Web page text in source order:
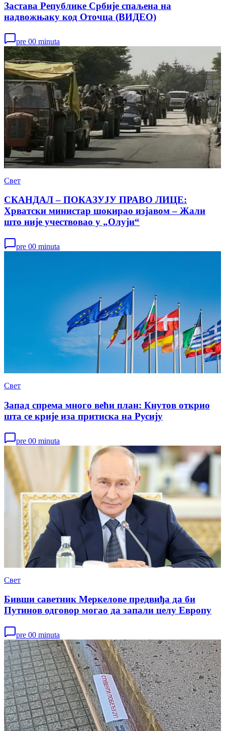
Застава Републике Србије спаљена на
надвожњаку код Оточца (ВИДЕО)
pre 00 minuta
Свет
СКАНДАЛ – ПОКАЗУЈУ ПРАВО ЛИЦЕ:
Хрватски министар шокирао изјавом – Жали
што није учествовао у „Олуји“
pre 00 minuta
Свет
Запад спрема много већи план: Кнутов открио
шта се крије иза притиска на Русију
pre 00 minuta
Свет
Бивши саветник Меркелове предвиђа да би
Путинов одговор могао да запали целу Европу
pre 00 minuta